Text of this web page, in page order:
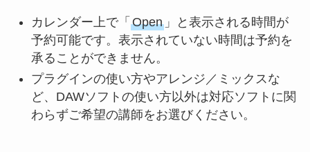
カレンダー上で「 Open」と表示される時間が
予約可能です。表示されていない時間は予約を
承ることができません。
プラグインの使い方やアレンジ／ミックスな
ど、DAWソフトの使い方以外は対応ソフトに関
わらずご希望の講師をお選びください。